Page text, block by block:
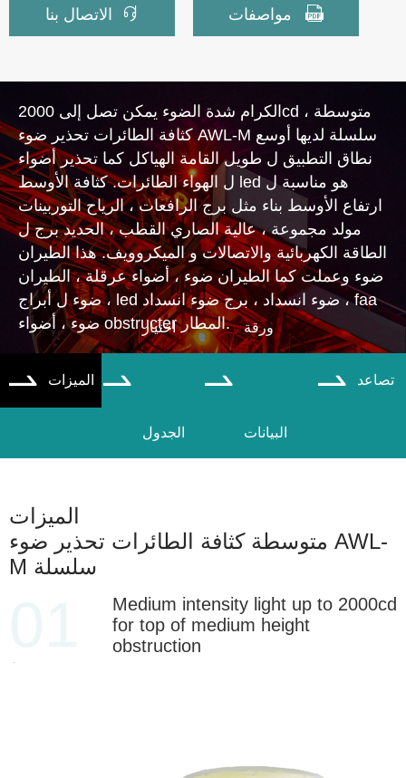
الاتصال بنا  
الكرام شدة الضوء يمكن تصل إلى 2000cd ، متوسطة
كثافة الطائرات تحذير ضوء AWL-M سلسلة لديها أوسع
نطاق التطبيق ل طويل القامة الهياكل كما تحذير أضواء
ل الهواء الطائرات. كثافة الأوسط led هو مناسبة ل
ارتفاع الأوسط بناء مثل برج الرافعات ، الرياح التوربينات
مولد مجموعة ، عالية الصاري القطب ، الحديد برج ل
الطاقة الكهربائية والاتصالات و الميكروويف. هذا الطيران
ضوء وعملت كما الطيران ضوء ، أضواء عرقلة ، الطيران
ضوء ل أبراج ، led ضوء انسداد ، برج ضوء انسداد ، faa
ضوء ، أضواء obstructer المطار.
 الميزات 
اختيار
الجدول

ورقة
البيانات
 تصاعد
الميزات
متوسطة كثافة الطائرات تحذير ضوء AWL-
M سلسلة
Medium intensity light up to 2000cd
for top of medium height
obstruction